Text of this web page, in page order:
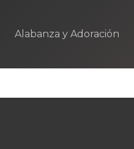
Alabanza y Adoración